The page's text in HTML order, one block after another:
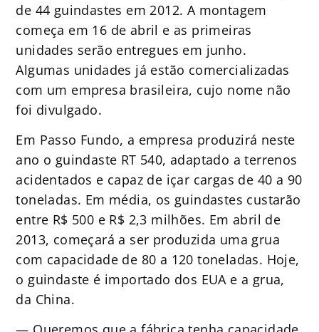
de 44 guindastes em 2012. A montagem
começa em 16 de abril e as primeiras
unidades serão entregues em junho.
Algumas unidades já estão comercializadas
com um empresa brasileira, cujo nome não
foi divulgado.
Em Passo Fundo, a empresa produzirá neste
ano o guindaste RT 540, adaptado a terrenos
acidentados e capaz de içar cargas de 40 a 90
toneladas. Em média, os guindastes custarão
entre R$ 500 e R$ 2,3 milhões. Em abril de
2013, começará a ser produzida uma grua
com capacidade de 80 a 120 toneladas. Hoje,
o guindaste é importado dos EUA e a grua,
da China.